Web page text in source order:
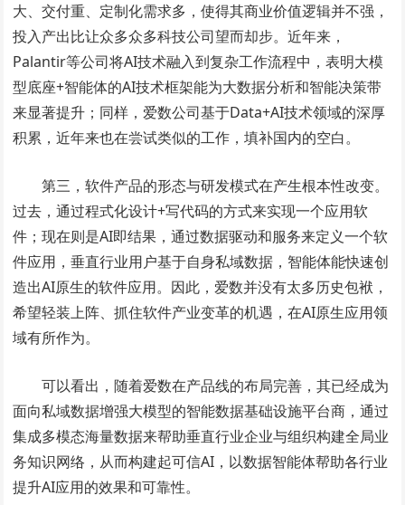
大、交付重、定制化需求多，使得其商业价值逻辑并不强，
投入产出比让众多众多科技公司望而却步。近年来，
Palantir等公司将AI技术融入到复杂工作流程中，表明大模
型底座+智能体的AI技术框架能为大数据分析和智能决策带
来显著提升；同样，爱数公司基于Data+AI技术领域的深厚
积累，近年来也在尝试类似的工作，填补国内的空白。
第三，软件产品的形态与研发模式在产生根本性改变。
过去，通过程式化设计+写代码的方式来实现一个应用软
件；现在则是AI即结果，通过数据驱动和服务来定义一个软
件应用，垂直行业用户基于自身私域数据，智能体能快速创
造出AI原生的软件应用。因此，爱数并没有太多历史包袱，
希望轻装上阵、抓住软件产业变革的机遇，在AI原生应用领
域有所作为。
可以看出，随着爱数在产品线的布局完善，其已经成为
面向私域数据增强大模型的智能数据基础设施平台商，通过
集成多模态海量数据来帮助垂直行业企业与组织构建全局业
务知识网络，从而构建起可信AI，以数据智能体帮助各行业
提升AI应用的效果和可靠性。